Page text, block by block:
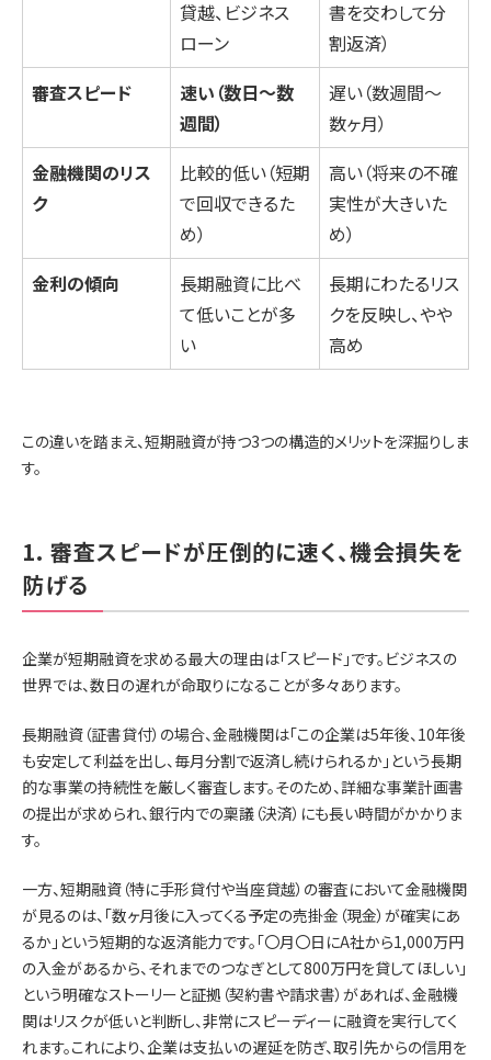
貸越、ビジネス
ローン
書を交わして分
割返済）
審査スピード
速い（数日〜数
週間）
遅い（数週間〜
数ヶ月）
金融機関のリス
ク
比較的低い（短期
で回収できるた
め）
高い（将来の不確
実性が大きいた
め）
金利の傾向
長期融資に比べ
て低いことが多
い
長期にわたるリス
クを反映し、やや
高め
この違いを踏まえ、短期融資が持つ3つの構造的メリットを深掘りしま
す。
1. 審査スピードが圧倒的に速く、機会損失を
防げる
企業が短期融資を求める最大の理由は「スピード」です。ビジネスの
世界では、数日の遅れが命取りになることが多々あります。
長期融資（証書貸付）の場合、金融機関は「この企業は5年後、10年後
も安定して利益を出し、毎月分割で返済し続けられるか」という長期
的な事業の持続性を厳しく審査します。そのため、詳細な事業計画書
の提出が求められ、銀行内での稟議（決済）にも長い時間がかかりま
す。
一方、短期融資（特に手形貸付や当座貸越）の審査において金融機関
が見るのは、「数ヶ月後に入ってくる予定の売掛金（現金）が確実にあ
るか」という短期的な返済能力です。「〇月〇日にA社から1,000万円
の入金があるから、それまでのつなぎとして800万円を貸してほしい」
という明確なストーリーと証拠（契約書や請求書）があれば、金融機
関はリスクが低いと判断し、非常にスピーディーに融資を実行してく
れます。これにより、企業は支払いの遅延を防ぎ、取引先からの信用を